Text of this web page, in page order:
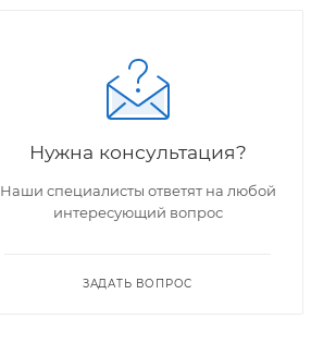
Нужна консультация?
Наши специалисты ответят на любой
интересующий вопрос
ЗАДАТЬ ВОПРОС